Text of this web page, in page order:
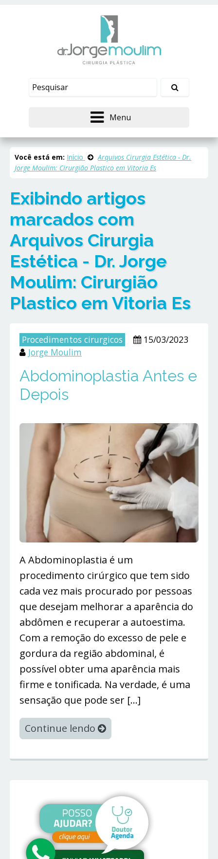
Menu
Você está em: Início
Arquivos Cirurgia Estética - Dr.
Jorge Moulim: Cirurgião Plastico em Vitoria Es
Exibindo artigos
marcados com
Arquivos Cirurgia
Estética - Dr. Jorge
Moulim: Cirurgião
Plastico em Vitoria Es
Procedimentos cirurgicos
15/03/2023
Jorge Moulim
Abdominoplastia Antes e
Depois
A Abdominoplastia é um
procedimento cirúrgico que tem sido
cada vez mais procurado por pessoas
que desejam melhorar a aparência do
abdômen e recuperar a autoestima.
Com a remoção do excesso de pele e
gordura da região abdominal, é
possível obter uma aparência mais
firme e tonificada. Na verdade, é uma
sensação que pode ser […]
Continue lendo